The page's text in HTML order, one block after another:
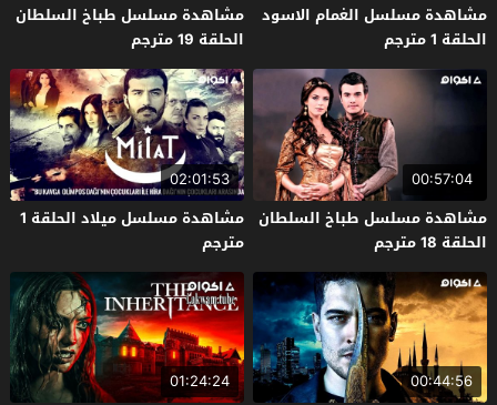
مشاهدة مسلسل الغمام الاسود
الحلقة 1 مترجم
مشاهدة مسلسل طباخ السلطان
الحلقة 19 مترجم
00:57:04
مشاهدة مسلسل طباخ السلطان
الحلقة 18 مترجم
02:01:53
مشاهدة مسلسل ميلاد الحلقة 1
مترجم
00:44:56
01:24:24